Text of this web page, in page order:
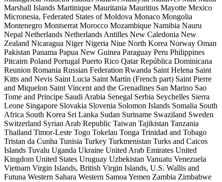
Marshall Islands Martinique Mauritania Mauritius Mayotte Mexico
Micronesia, Federated States ofMoldova Monaco Mongolia
Montenegro Montserrat Morocco Mozambique Namibia Nauru
Nepal Netherlands Netherlands Antilles New Caledonia New
Zealand Nicaragua NigerNigeria Niue North Korea Norway Oman
Pakistan Panama Papua New Guinea Paraguay Peru Philippines
Pitcairn Poland Portugal Puerto Rico QatarRepública Dominicana
Reunion Romania Russian Federation Rwanda Saint Helena Saint
Kitts and Nevis Saint Lucia Saint Martin (French part) Saint Pierre
and Miquelon Saint Vincent and the Grenadines San Marino Sao
Tome and Principe Saudi Arabia Senegal Serbia Seychelles Sierra
Leone Singapore Slovakia Slovenia Solomon Islands Somalia South
Africa South Korea Sri Lanka Sudan Suriname Swaziland Sweden
Switzerland Syrian Arab Republic Taiwan Tajikistan Tanzania
Thailand Timor-Leste Togo Tokelau Tonga Trinidad and Tobago
Tristan da Cunha Tunisia Turkey Turkmenistan Turks and Caicos
Islands Tuvalu Uganda Ukraine United Arab Emirates United
Kingdom United States Uruguay Uzbekistan Vanuatu Venezuela
Vietnam Virgin Islands, British Virgin Islands, U.S. Wallis and
Futuna Western Sahara Western Samoa Yemen Zambia Zimbabwe